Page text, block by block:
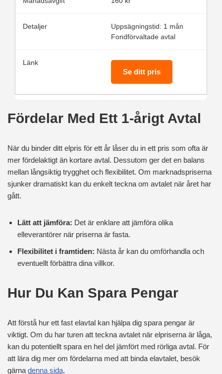
Uppsägningstid: 1 mån
Fondförvaltade avtal
Se ditt pris
Fördelar Med Ett 1-årigt Avtal
När du binder ditt elpris för ett år låser du in ett pris som ofta är
mer fördelaktigt än kortare avtal. Dessutom ger det en balans
mellan långsiktig trygghet och flexibilitet. Om marknadspriserna
sjunker dramatiskt kan du enkelt teckna om avtalet när året har
gått.
Lätt att jämföra: Det är enklare att jämföra olika
elleverantörer när priserna är fasta.
Flexibilitet i framtiden: Nästa år kan du omförhandla och
eventuellt förbättra dina villkor.
Hur Du Kan Spara Pengar
Att förstå hur ett fast elavtal kan hjälpa dig spara pengar är
viktigt. Om du har turen att teckna avtalet när elpriserna är låga,
kan du potentiellt spara en hel del jämfört med rörliga avtal. För
att lära dig mer om fördelarna med att binda elavtalet, besök
gärna denna sida.